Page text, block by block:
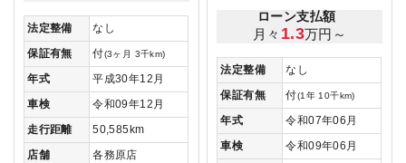
法定整備
なし
保証有無
付(3ヶ月 3千km)
年式
平成30年12月
車検
令和09年12月
走行距離
50,585km
店舗
各務原店
ローン支払額
月々 1.3万円～
法定整備
なし
保証有無
付(1年 10千km)
年式
令和07年06月
車検
令和09年06月